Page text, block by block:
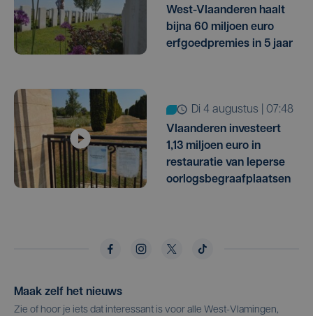
West-Vlaanderen haalt
bijna 60 miljoen euro
erfgoedpremies in 5 jaar
di 4 augustus | 07:48
Vlaanderen investeert
1,13 miljoen euro in
restauratie van Ieperse
oorlogsbegraafplaatsen
Maak zelf het nieuws
Zie of hoor je iets dat interessant is voor alle West-Vlamingen,